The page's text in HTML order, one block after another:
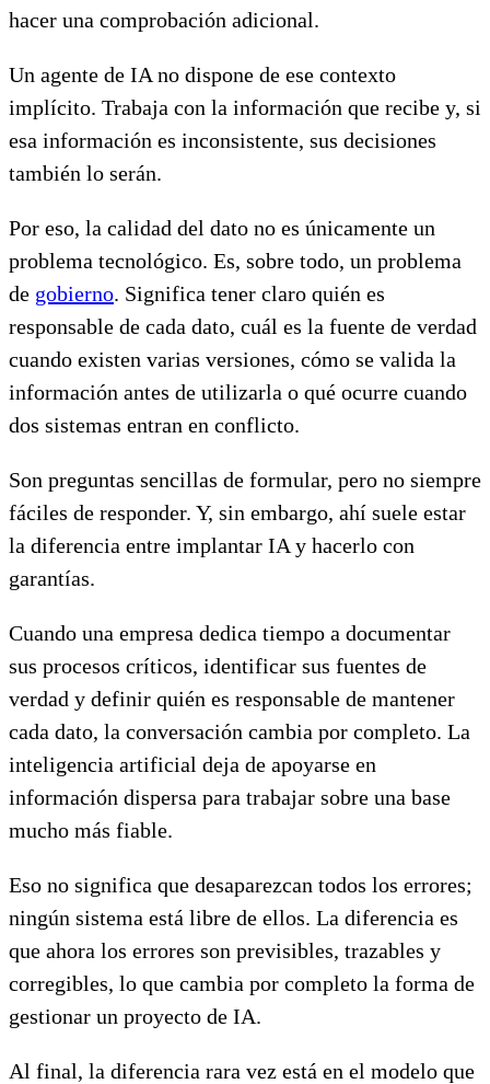
hacer una comprobación adicional.
Un agente de IA no dispone de ese contexto
implícito. Trabaja con la información que recibe y, si
esa información es inconsistente, sus decisiones
también lo serán.
Por eso, la calidad del dato no es únicamente un
problema tecnológico. Es, sobre todo, un problema
de gobierno. Significa tener claro quién es
responsable de cada dato, cuál es la fuente de verdad
cuando existen varias versiones, cómo se valida la
información antes de utilizarla o qué ocurre cuando
dos sistemas entran en conflicto.
Son preguntas sencillas de formular, pero no siempre
fáciles de responder. Y, sin embargo, ahí suele estar
la diferencia entre implantar IA y hacerlo con
garantías.
Cuando una empresa dedica tiempo a documentar
sus procesos críticos, identificar sus fuentes de
verdad y definir quién es responsable de mantener
cada dato, la conversación cambia por completo. La
inteligencia artificial deja de apoyarse en
información dispersa para trabajar sobre una base
mucho más fiable.
Eso no significa que desaparezcan todos los errores;
ningún sistema está libre de ellos. La diferencia es
que ahora los errores son previsibles, trazables y
corregibles, lo que cambia por completo la forma de
gestionar un proyecto de IA.
Al final, la diferencia rara vez está en el modelo que